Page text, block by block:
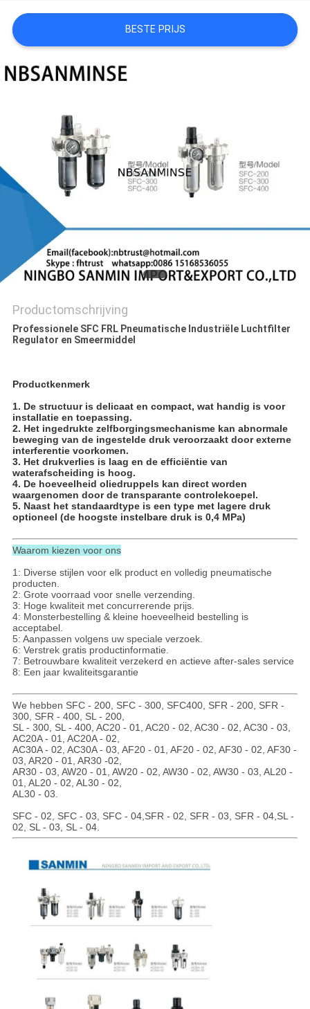
PRIVACYBELEIDBESTE PRIJS
Productomschrijving
Professionele SFC FRL Pneumatische Industriële Luchtfilter
Regulator en Smeermiddel
Productkenmerk
1. De structuur is delicaat en compact, wat handig is voor
installatie en toepassing.
2. Het ingedrukte zelfborgingsmechanisme kan abnormale
beweging van de ingestelde druk veroorzaakt door externe
interferentie voorkomen.
3. Het drukverlies is laag en de efficiëntie van
waterafscheiding is hoog.
4. De hoeveelheid oliedruppels kan direct worden
waargenomen door de transparante controlekoepel.
5. Naast het standaardtype is een type met lagere druk
optioneel (de hoogste instelbare druk is 0,4 MPa)
Waarom kiezen voor ons
1: Diverse stijlen voor elk product en volledig pneumatische
producten.
2: Grote voorraad voor snelle verzending.
3: Hoge kwaliteit met concurrerende prijs.
4: Monsterbestelling & kleine hoeveelheid bestelling is
acceptabel.
5: Aanpassen volgens uw speciale verzoek.
6: Verstrek gratis productinformatie.
7: Betrouwbare kwaliteit verzekerd en actieve after-sales service
8: Een jaar kwaliteitsgarantie
We hebben SFC - 200, SFC - 300, SFC400, SFR - 200, SFR -
300, SFR - 400, SL - 200,
SL - 300, SL - 400, AC20 - 01, AC20 - 02, AC30 - 02, AC30 - 03,
AC20A - 01, AC20A - 02,
AC30A - 02, AC30A - 03, AF20 - 01, AF20 - 02, AF30 - 02, AF30 -
03, AR20 - 01, AR30 -02,
AR30 - 03, AW20 - 01, AW20 - 02, AW30 - 02, AW30 - 03, AL20 -
01, AL20 - 02, AL30 - 02,
AL30 - 03.
SFC - 02, SFC - 03, SFC - 04,SFR - 02, SFR - 03, SFR - 04,SL -
02, SL - 03, SL - 04.